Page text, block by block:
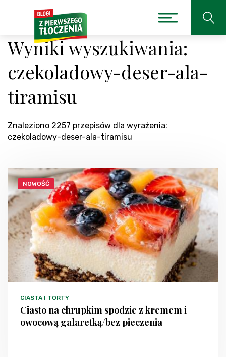
Wyniki wyszukiwania:
czekoladowy-deser-ala-
tiramisu
Znaleziono 2257 przepisów dla wyrażenia:
czekoladowy-deser-ala-tiramisu
NOWOŚĆ
CIASTA I TORTY
Ciasto na chrupkim spodzie z kremem i
owocową galaretką/bez pieczenia